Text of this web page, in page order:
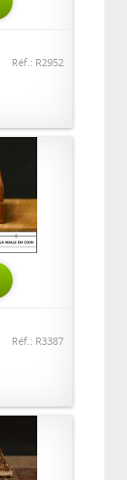
Réf.: R2952
Réf.: R3387